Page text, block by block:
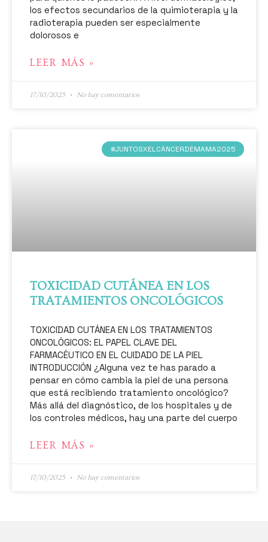
los efectos secundarios de la quimioterapia y la
radioterapia pueden ser especialmente
dolorosos e
LEER MÁS »
17/10/2025 No hay comentarios
#JUNTOSXELCÁNCERDEMAMA2025
TOXICIDAD CUTÁNEA EN LOS
TRATAMIENTOS ONCOLÓGICOS
TOXICIDAD CUTÁNEA EN LOS TRATAMIENTOS
ONCOLÓGICOS: EL PAPEL CLAVE DEL
FARMACÉUTICO EN EL CUIDADO DE LA PIEL
INTRODUCCIÓN ¿Alguna vez te has parado a
pensar en cómo cambia la piel de una persona
que está recibiendo tratamiento oncológico?
Más allá del diagnóstico, de los hospitales y de
los controles médicos, hay una parte del cuerpo
LEER MÁS »
17/10/2025 No hay comentarios